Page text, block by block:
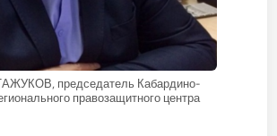
председатель Кабардино-
правозащитного центра